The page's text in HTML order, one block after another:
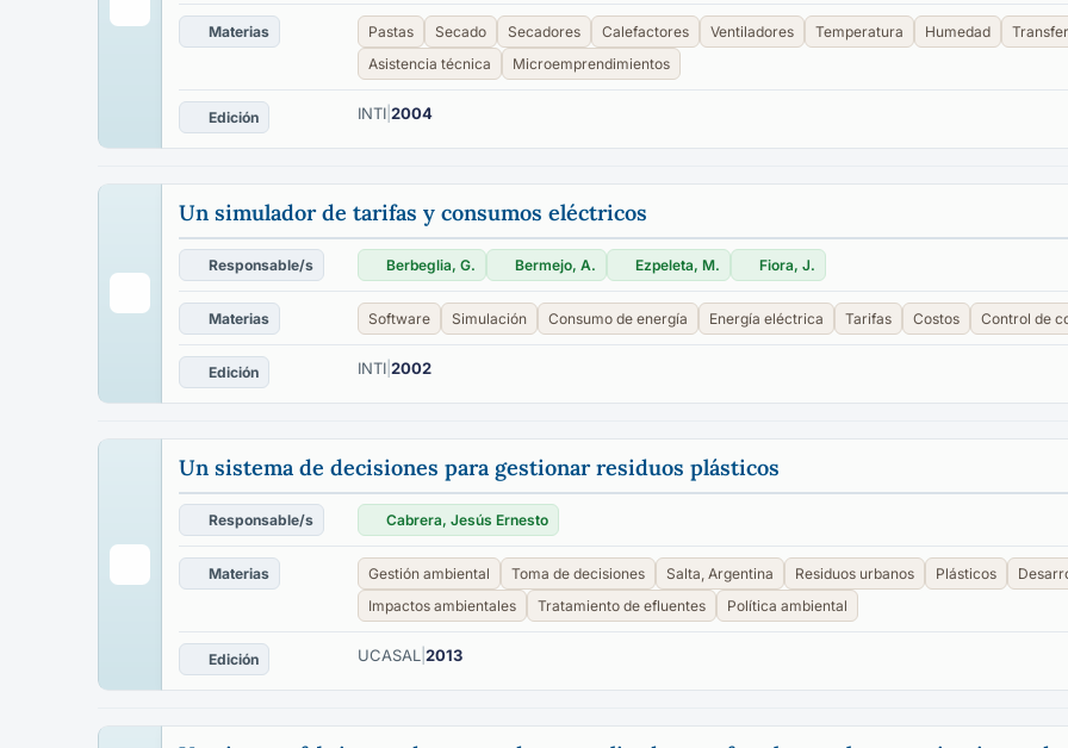
Materias Pastas Secado Secadores Calefactores Ventiladores Temperatura Humedad
Asistencia técnica
Microemprendimientos
Edición INTI 2004
Un simulador de tarifas y consumos eléctricos
Responsable/s Berbeglia, G. Bermejo, A. Ezpeleta, M. Fiora, J.
Materias Software Simulación Consumo de energía Energía eléctrica Tarifas Costos Control de
Edición INTI 2002
Un sistema de decisiones para gestionar residuos plásticos
Responsable/s Cabrera, Jesús Ernesto
Materias Gestión ambiental Toma de decisiones Salta, Argentina Residuos urbanos Plásticos
Impactos ambientales
Tratamiento de efluentes Política ambiental
Edición UCASAL 2013